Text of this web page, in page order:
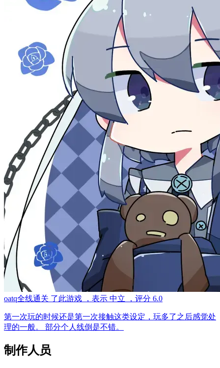
oatq全线通关 了此游戏 ，表示 中立 ，评分 6.0
第一次玩的时候还是第一次接触这类设定，玩多了之后感觉处
理的一般。 部分个人线倒是不错。
制作人员